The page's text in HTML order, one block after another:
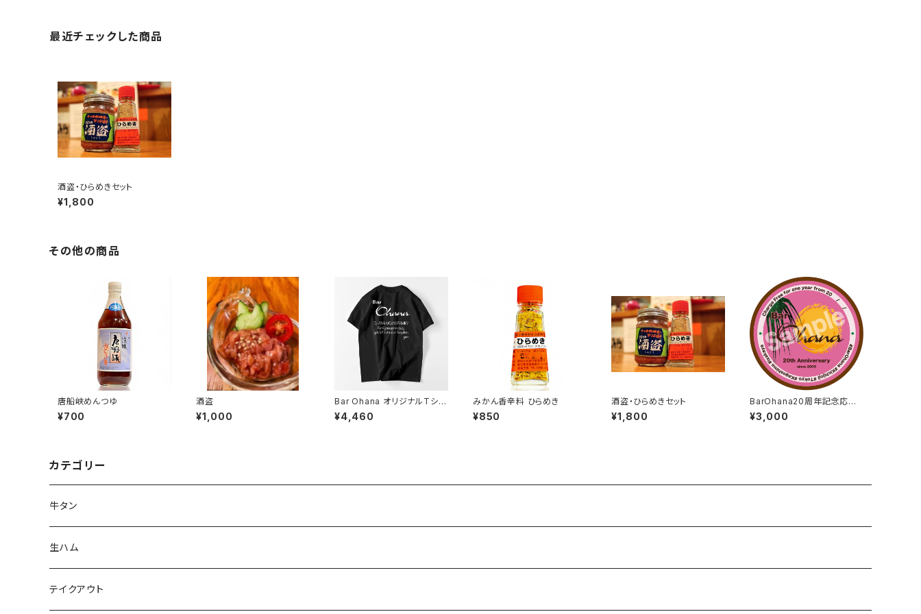
最近チェックした商品
酒盗・ひらめきセット
¥1,800
その他の商品
唐船峡めんつゆ
¥700
酒盗
¥1,000
Bar Ohana オリジナルTシャ
ツ(黒)
¥4,460
みかん香辛料 ひらめき
¥850
酒盗・ひらめきセット
¥1,800
BarOhana20周年記念応援
ステッカー
¥3,000
カテゴリー
牛タン
生ハム
テイクアウト